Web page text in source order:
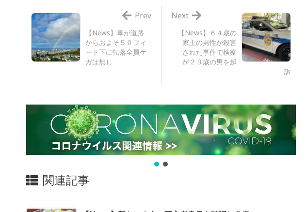
【News】６４歳の
家主の男性が殺害
された事件で検察
が２３歳の男を起
訴
Next
【News】車が道路
からおよそ５０フィ
ート下に転落全員ケ
ガは無し
Prev
関連記事